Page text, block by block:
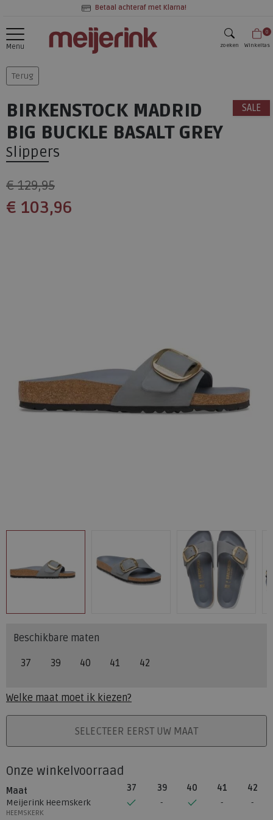
Betaal achteraf met Klarna!
Menu zoeken
0
Winkeltas
Terug
SALE
BIRKENSTOCK MADRID
BIG BUCKLE BASALT GREY
Slippers
€ 129,95
€ 103,96
Beschikbare maten
37 39 40 41 42
Welke maat moet ik kiezen?
PLAATS IN WINKELMANDSELECTEER EERST UW MAAT
Onze winkelvoorraad
Maat 37 39 40 41
42
Meijerink Heemskerk
HEEMSKERK